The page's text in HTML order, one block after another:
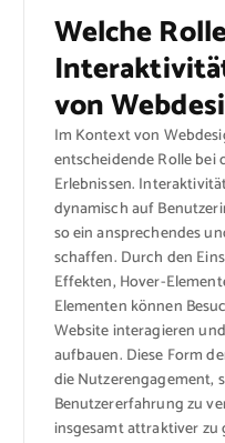
Welche
von
Im Kontext von
entscheidende Rolle bei
Erlebnissen.
dynamisch auf
so ein ansprechendes
schaffen. Durch den
Effekten, Hover-
Elementen können
Website interagieren
aufbauen. Diese Form
die Nutzerengagement,
Benutzererfahrung zu
insgesamt attraktiver zu